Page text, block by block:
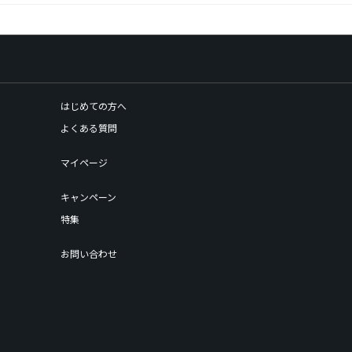
はじめての方へ
よくある質問
マイページ
キャンペーン
特集
お問い合わせ